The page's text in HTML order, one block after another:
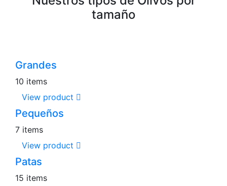
tamaño
Grandes
10 items
View product
Pequeños
7 items
View product
Patas
15 items